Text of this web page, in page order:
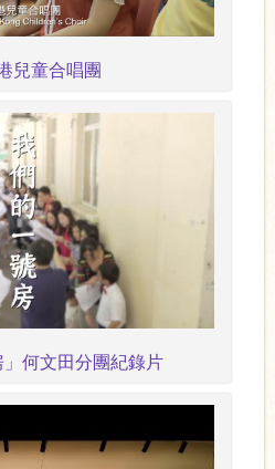
兒童合唱團
」何文田分團紀錄片